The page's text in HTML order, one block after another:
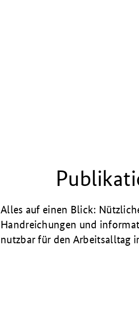
Alles auf einen Blick:
Handreichungen und
nutzbar für den Arbeitsalltag